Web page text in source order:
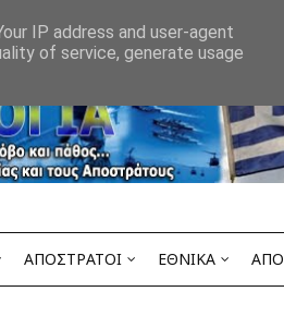
ΑΠΟΣΤΡΑΤΟΙ ΕΘΝΙΚΑ
IP address and user-agent
of service, generate usage